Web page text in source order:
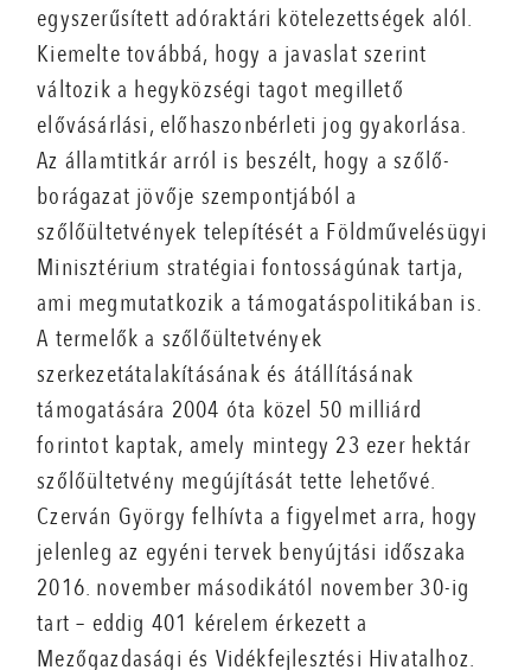
egyszerűsített adóraktári kötelezettségek alól.
Kiemelte továbbá, hogy a javaslat szerint
változik a hegyközségi tagot megillető
elővásárlási, előhaszonbérleti jog gyakorlása.
Az államtitkár arról is beszélt, hogy a szőlő-
borágazat jövője szempontjából a
szőlőültetvények telepítését a Földművelésügyi
Minisztérium stratégiai fontosságúnak tartja,
ami megmutatkozik a támogatáspolitikában is.
A termelők a szőlőültetvények
szerkezetátalakításának és átállításának
támogatására 2004 óta közel 50 milliárd
forintot kaptak, amely mintegy 23 ezer hektár
szőlőültetvény megújítását tette lehetővé.
Czerván György felhívta a figyelmet arra, hogy
jelenleg az egyéni tervek benyújtási időszaka
2016. november másodikától november 30-ig
tart – eddig 401 kérelem érkezett a
Mezőgazdasági és Vidékfejlesztési Hivatalhoz.